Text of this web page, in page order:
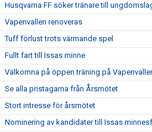
Husqvarna FF söker tränare till
Vapenvallen renoveras
Tuff förlust trots värmande spel
Fullt fart till Issas minne
Välkomna på öppen träning på
Se alla pristagarna från Årsmötet
Stort intresse för årsmötet
Nominering av kandidater till Issas